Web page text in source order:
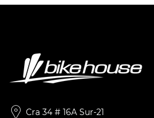
Cra 34 # 16A Sur-21